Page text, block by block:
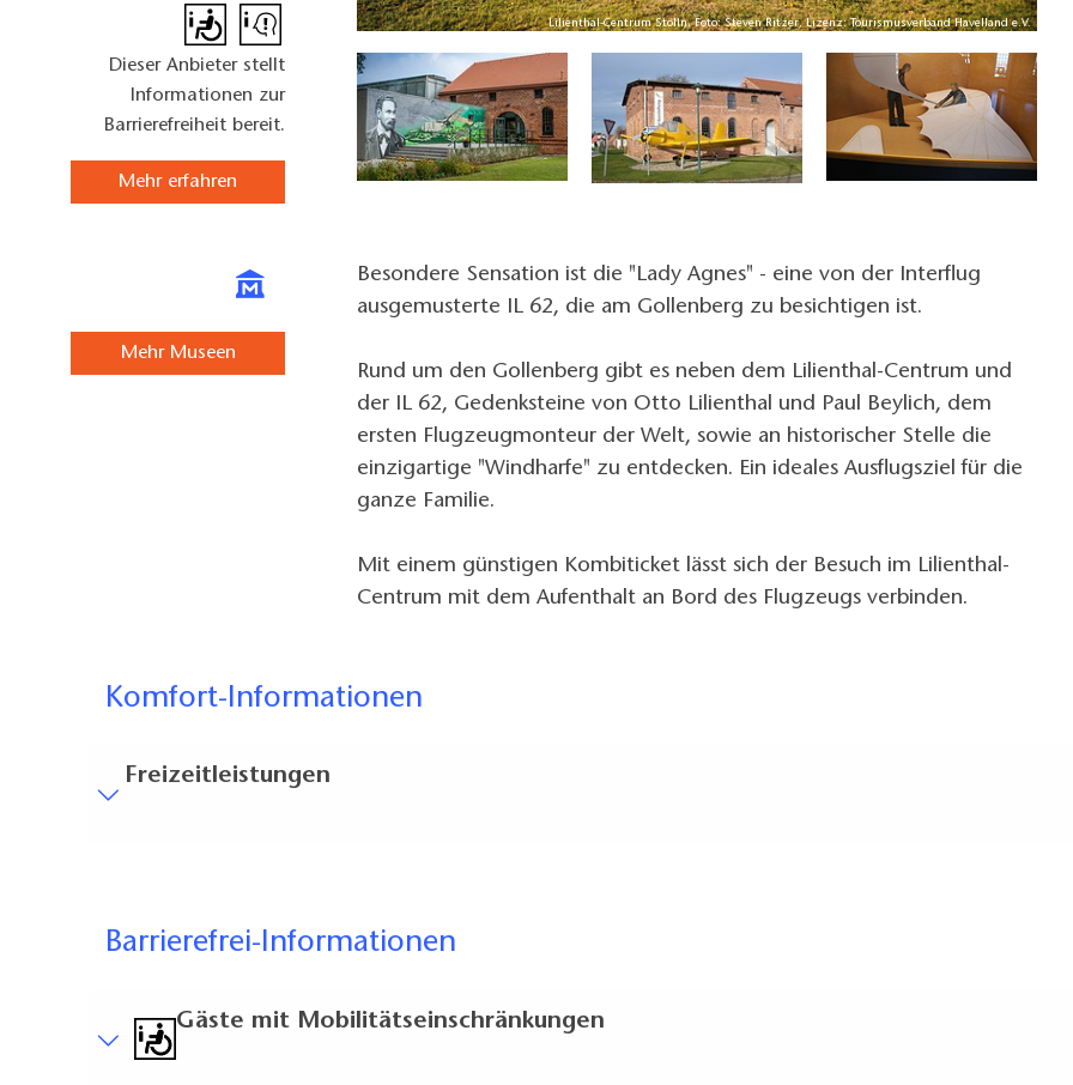
Dieser Anbieter stellt
Informationen zur
Barrierefreiheit bereit.
Mehr erfahren
Mehr Museen
Lilienthal-Centrum, Foto: Lilienthal-Centrum Lilienthal-Centrum Stölln, Foto: Steven Ritzer, Lizenz: Tourismusverband Havelland e.V.
Besondere Sensation ist die "Lady Agnes" - eine von der Interflug
ausgemusterte IL 62, die am Gollenberg zu besichtigen ist.
Rund um den Gollenberg gibt es neben dem Lilienthal-Centrum und
der IL 62, Gedenksteine von Otto Lilienthal und Paul Beylich, dem
ersten Flugzeugmonteur der Welt, sowie an historischer Stelle die
einzigartige "Windharfe" zu entdecken. Ein ideales Ausflugsziel für die
ganze Familie.
Mit einem günstigen Kombiticket lässt sich der Besuch im Lilienthal-
Centrum mit dem Aufenthalt an Bord des Flugzeugs verbinden.
Komfort-Informationen
Freizeitleistungen
Alles ist ebenerdig / ohne Treppen erreichbar.
Gäste-WC
Barrierefrei-Informationen
Gäste mit Mobilitätseinschränkungen